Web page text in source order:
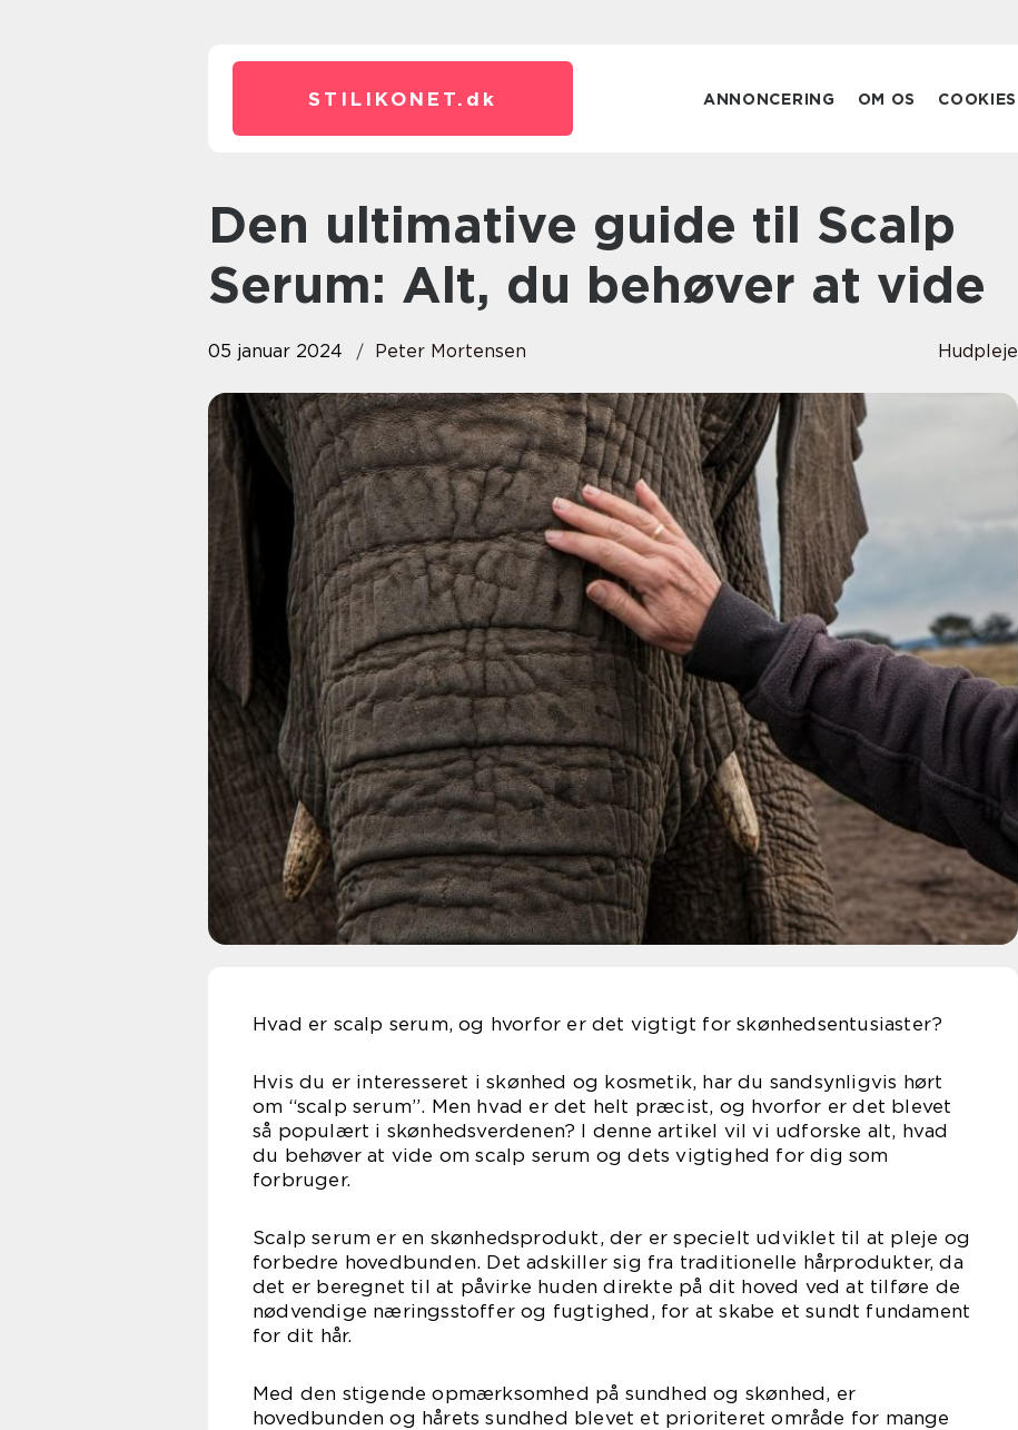
STILIKONET. dk ANNONCERING OM OS COOKIES
Den ultimative guide til Scalp
Serum: Alt, du behøver at vide
05 januar 2024 Peter Mortensen Hudpleje
Hvad er scalp serum, og hvorfor er det vigtigt for skønhedsentusiaster?
Hvis du er interesseret i skønhed og kosmetik, har du sandsynligvis hørt
om “scalp serum”. Men hvad er det helt præcist, og hvorfor er det blevet
så populært i skønhedsverdenen? I denne artikel vil vi udforske alt, hvad
du behøver at vide om scalp serum og dets vigtighed for dig som
forbruger.
Scalp serum er en skønhedsprodukt, der er specielt udviklet til at pleje og
forbedre hovedbunden. Det adskiller sig fra traditionelle hårprodukter, da
det er beregnet til at påvirke huden direkte på dit hoved ved at tilføre de
nødvendige næringsstoffer og fugtighed, for at skabe et sundt fundament
for dit hår.
Med den stigende opmærksomhed på sundhed og skønhed, er
hovedbunden og hårets sundhed blevet et prioriteret område for mange